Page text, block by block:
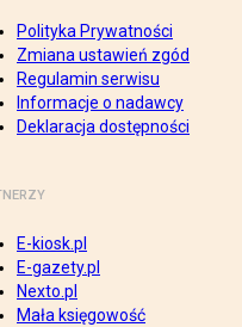
Polityka Prywatności
Zmiana ustawień zgód
Regulamin serwisu
Informacje o nadawcy
Deklaracja dostępności
E-kiosk.pl
E-gazety.pl
Nexto.pl
Mała księgowość